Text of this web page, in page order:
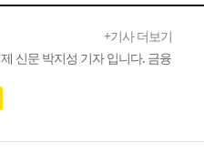
+기사 더보기
신문 박지성 기자 입니다. 금융